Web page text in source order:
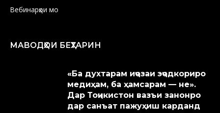
Вебинарҳои мо
МАВОДҲОИ БЕҲТАРИН
«Ба духтарам иҷозаи эҷодкориро
медиҳам, ба ҳамсарам — не».
Дар Тоҷикистон вазъи занонро
дар санъат пажуҳиш карданд